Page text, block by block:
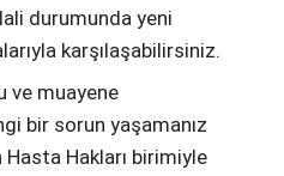
durumunda yeni
karşılaşabilirsiniz.
ve muayene
bir sorun yaşamanız
Hakları birimiyle